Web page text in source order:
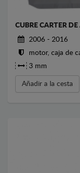
CUBRE CARTER
2006 - 2016
motor, caja de
3 mm
Añadir a la cesta